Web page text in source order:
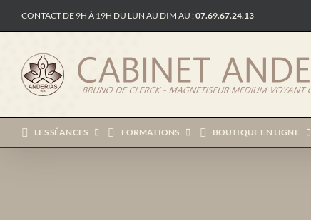
contenu
CONTACT DE 9H À 19H DU LUN AU DIM AU :07.69.67.24.13
LES SÉANCES FORMATIONS BOUTIQUE EN LIGNE